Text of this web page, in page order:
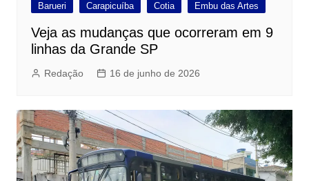
Barueri Carapicuíba Cotia Embu das Artes
Veja as mudanças que ocorreram em 9
linhas da Grande SP
Redação 16 de junho de 2026